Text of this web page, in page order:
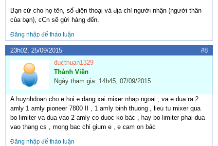
Bạn cứ cho họ tên, số điện thoại và địa chỉ người nhận (người thân
của bạn), cCn sẽ gửi hàng đến.
Đăng nhập để thảo luận
23h02, 25/09/2015
#8
ducthuan1329
Thành Viên
Ngày tham gia: 14h45, 07/09/2015
A huynhdoan cho e hoi e dang xai mixer nhap ngoai , va e dua ra 2
amly 1 amly pioneer 7800 II , 1 amly binh thuong , lieu tu mixer qua
bo limiter va dua vao 2 amly co duoc ko bác , hay bo limiter phai dua
vao thang cs , mong bac chi gium e , e cam on bác
Đăng nhập để thảo luận